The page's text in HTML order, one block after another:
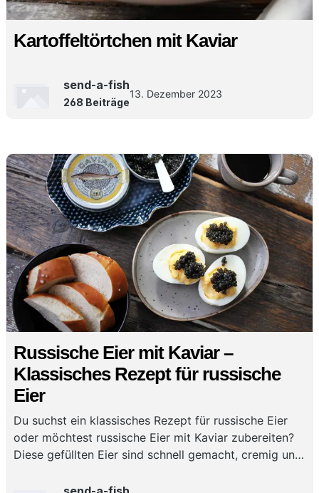
Kartoffeltörtchen mit Kaviar
send-a-fish
268 Beiträge
13. Dezember 2023
Russische Eier mit Kaviar –
Klassisches Rezept für russische
Eier
Du suchst ein klassisches Rezept für russische Eier
oder möchtest russische Eier mit Kaviar zubereiten?
Diese gefüllten Eier sind schnell gemacht, cremig und